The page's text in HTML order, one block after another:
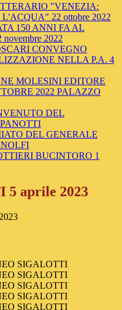
"VENEZIA:
22 ottobre 2022
150 ANNI FA AL
2022
CONVEGNO
NELLA P.A. 4
MOLESINI EDITORE
2022 PALAZZO
DEL
DEL GENERALE
BUCINTORO 1
5 aprile 2023